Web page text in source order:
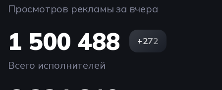
Просмотров рекламы за вчера
1 500 488 +272
Всего исполнителей